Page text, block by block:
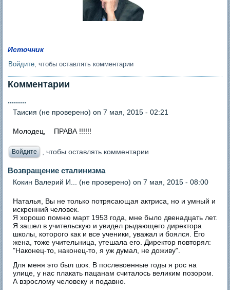
Источник
Войдите, чтобы оставлять комментарии
Комментарии
.........
Таисия (не проверено) on 7 мая, 2015 - 02:21
Молодец, ПРАВА !!!!!!
Войдите , чтобы оставлять комментарии
Возвращение сталинизма
Кокин Валерий И... (не проверено) on 7 мая, 2015 - 08:00
Наталья, Вы не только потрясающая актриса, но и умный и
искренний человек.
Я хорошо помню март 1953 года, мне было двенадцать лет.
Я зашел в учительскую и увидел рыдающего директора
школы, которого как и все ученики, уважал и боялся. Его
жена, тоже учительница, утешала его. Директор повторял:
"Наконец-то, наконец-то, я уж думал, не доживу".
Для меня это был шок. В послевоенные годы я рос на
улице, у нас плакать пацанам считалось великим позором.
А взрослому человеку и подавно.